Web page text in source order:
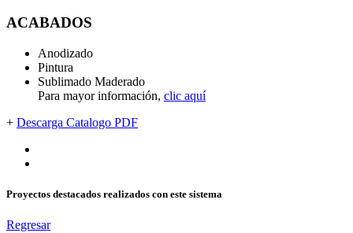
ACABADOS
Anodizado
Pintura
Sublimado Maderado
Para mayor información, clic aquí
+ Descarga Catalogo PDF
Proyectos destacados realizados con este sistema
Regresar